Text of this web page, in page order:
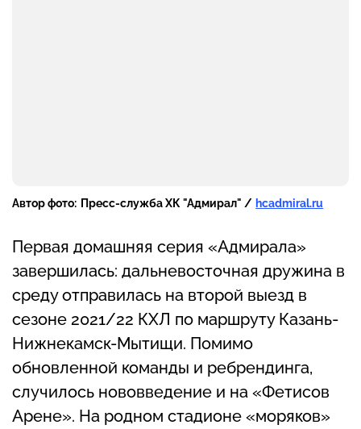
Автор фото: Пресс-служба ХК "Адмирал" / hcadmiral.ru
Первая домашняя серия «Адмирала»
завершилась: дальневосточная дружина в
среду отправилась на второй выезд в
сезоне 2021/22 КХЛ по маршруту Казань-
Нижнекамск-Мытищи. Помимо
обновленной команды и ребрендинга,
случилось нововведение и на «Фетисов
Арене». На родном стадионе «моряков»